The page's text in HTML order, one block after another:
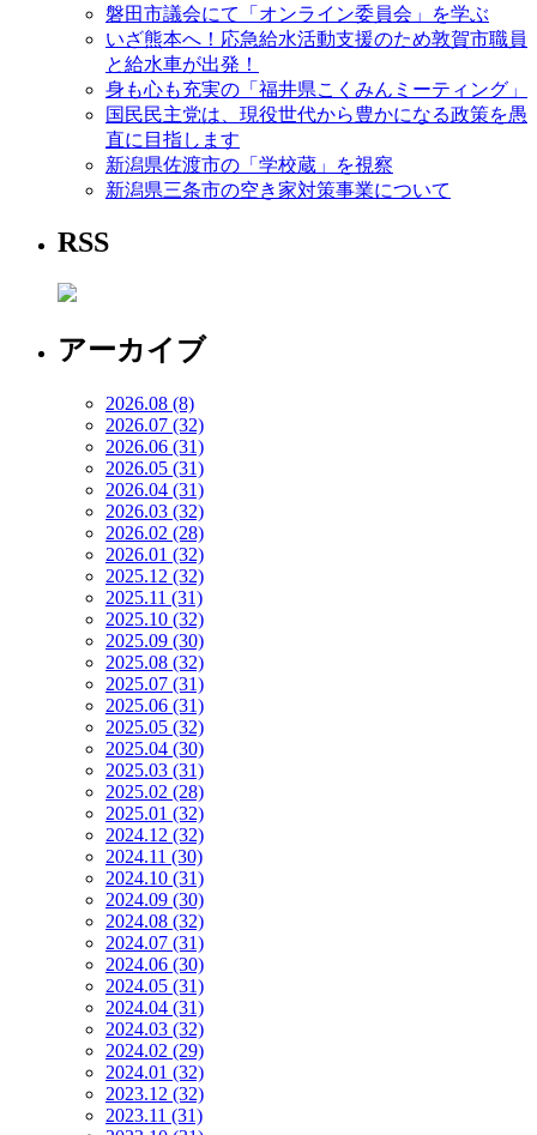
磐田市議会にて「オンライン委員会」を学ぶ
いざ熊本へ！応急給水活動支援のため敦賀市職員
と給水車が出発！
身も心も充実の「福井県こくみんミーティング」
国民民主党は、現役世代から豊かになる政策を愚
直に目指します
新潟県佐渡市の「学校蔵」を視察
新潟県三条市の空き家対策事業について
RSS
アーカイブ
2026.08 (8)
2026.07 (32)
2026.06 (31)
2026.05 (31)
2026.04 (31)
2026.03 (32)
2026.02 (28)
2026.01 (32)
2025.12 (32)
2025.11 (31)
2025.10 (32)
2025.09 (30)
2025.08 (32)
2025.07 (31)
2025.06 (31)
2025.05 (32)
2025.04 (30)
2025.03 (31)
2025.02 (28)
2025.01 (32)
2024.12 (32)
2024.11 (30)
2024.10 (31)
2024.09 (30)
2024.08 (32)
2024.07 (31)
2024.06 (30)
2024.05 (31)
2024.04 (31)
2024.03 (32)
2024.02 (29)
2024.01 (32)
2023.12 (32)
2023.11 (31)